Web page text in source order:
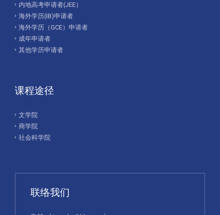
内地高考申请者(JEE）
海外学历(IB)申请者
海外学历（GCE）申请者
成年申请者
其他学历申请者
课程途径
文学院
商学院
社会科学院
联络我们